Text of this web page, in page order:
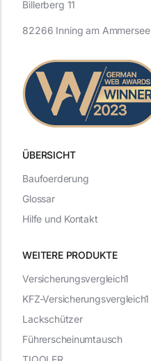
ÜBERSICHT
WEITERE PRODUKTE
Versicherungsvergleich1
KFZ-Versicherungsvergleich1
Lackschützer
Führerscheinumtausch
Billerberg 11
82266 Inning am Ammersee
Baufoerderung
Glossar
Hilfe und Kontakt